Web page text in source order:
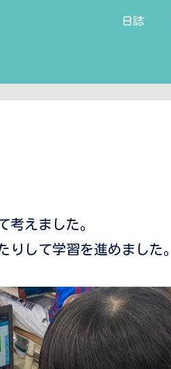
日誌
考えました。
りして学習を進めました。